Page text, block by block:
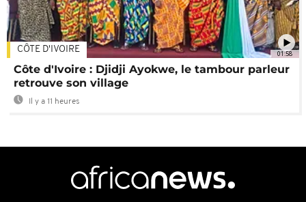
01:58
CÔTE D'IVOIRE
Côte d'Ivoire : Djidji Ayokwe, le tambour parleur
retrouve son village
Il y a 11 heures